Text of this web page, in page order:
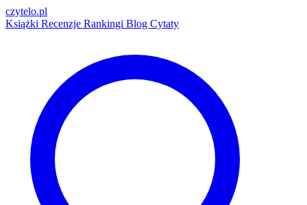
czytelo.pl
Książki Recenzje Rankingi Blog Cytaty